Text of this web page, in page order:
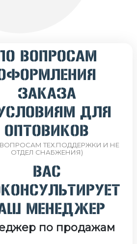
ВОПРОСАМ
ЗАКАЗА
ДЛЯ
ОПТОВИКОВ
ТЕХ.ПОДДЕРЖКИ И НЕ
ОТДЕЛ СНАБЖЕНИЯ)
ВАС
МЕНЕДЖЕР
по продажам